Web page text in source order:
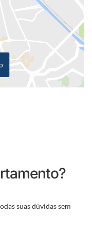
suas dúvidas sem